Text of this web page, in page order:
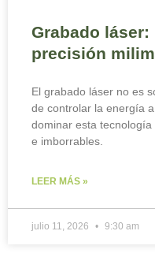
Grabado láser:
precisión
El grabado láser no es
de controlar la energía
dominar esta
e imborrables.
LEER MÁS »
julio 11, 2026 9:30 am